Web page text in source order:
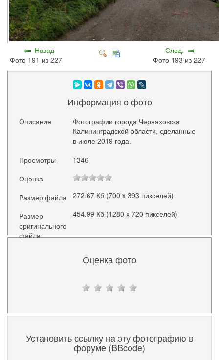
Назад
Фото 191 из 227
След.
Фото 193 из 227
Информация о фото
Описание
Фотографии города Черняховска
Калининградской области, сделанные
в июле 2019 года.
Просмотры
1346
Оценка
Размер файла
272.67 Кб (700 x 393 пикселей)
Размер
оригинального
файла
454.99 Кб (1280 x 720 пикселей)
Оценка фото
Установить ссылку на эту фотографию в
форуме (BBcode)